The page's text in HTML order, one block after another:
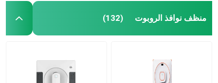
منظف ​​نوافذ الروبوت (132)